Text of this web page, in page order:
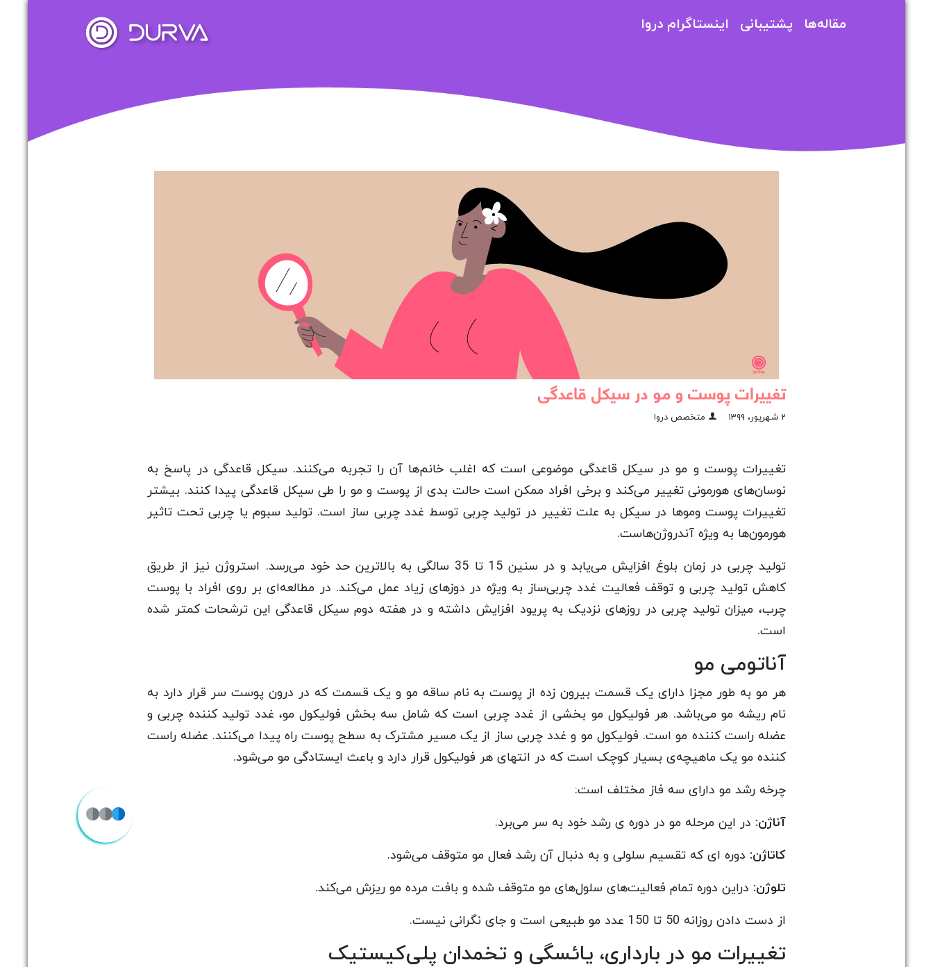
مقاله‌ها پشتیبانی اینستاگرام دروا
تغییرات پوست و مو در سیکل قاعدگی
۲ شهریور، ۱۳۹۹ متخصص دروا
تغییرات پوست و مو در سیکل قاعدگی موضوعی است که اغلب خانم‌ها آن را تجربه می‌کنند. سیکل قاعدگی در پاسخ به
نوسان‌های هورمونی تغییر می‌کند و برخی افراد ممکن است حالت بدی از پوست و مو را طی سیکل قاعدگی پیدا کنند. بیشتر
تغییرات پوست وموها در سیکل به علت تغییر در تولید چربی توسط غدد چربی ساز است. تولید سبوم یا چربی تحت تاثیر
هورمون‌ها به ویژه آندروژن‌هاست.
تولید چربی در زمان بلوغ افزایش می‌یابد و در سنین 15 تا 35 سالگی به بالاترین حد خود می‌رسد. استروژن نیز از طریق
کاهش تولید چربی و توقف فعالیت غدد چربی‌ساز به ویژه در دوزهای زیاد عمل می‌کند. در مطالعه‌ای بر روی افراد با پوست
چرب، میزان تولید چربی در روزهای نزدیک به پریود افزایش داشته و در هفته دوم سیکل قاعدگی این ترشحات کمتر شده
است.
آناتومی مو
هر مو به طور مجزا دارای یک قسمت بیرون زده از پوست به نام ساقه مو و یک قسمت که در درون پوست سر قرار دارد به
نام ریشه مو می‌باشد. هر فولیکول مو بخشی از غدد چربی است که شامل سه بخش فولیکول مو، غدد تولید کننده چربی و
عضله راست کننده مو است. فولیکول مو و غدد چربی ساز از یک مسیر مشترک به سطح پوست راه پیدا می‌کنند. عضله راست
کننده مو یک ماهیچه‌ی بسیار کوچک است که در انتهای هر فولیکول قرار دارد و باعث ایستادگی مو می‌شود.
چرخه رشد مو دارای سه فاز مختلف است:
آناژن: در این مرحله مو در دوره ی رشد خود به سر می‌برد.
کاتاژن: دوره ای که تقسیم سلولی و به دنبال آن رشد فعال مو متوقف می‌شود.
تلوژن: دراین دوره تمام فعالیت‌های سلول‌های مو متوقف شده و بافت مرده مو ریزش می‌کند.
از دست دادن روزانه 50 تا 150 عدد مو طبیعی است و جای نگرانی نیست.
تغییرات مو در بارداری، یائسگی و تخمدان پلی‌کیستیک